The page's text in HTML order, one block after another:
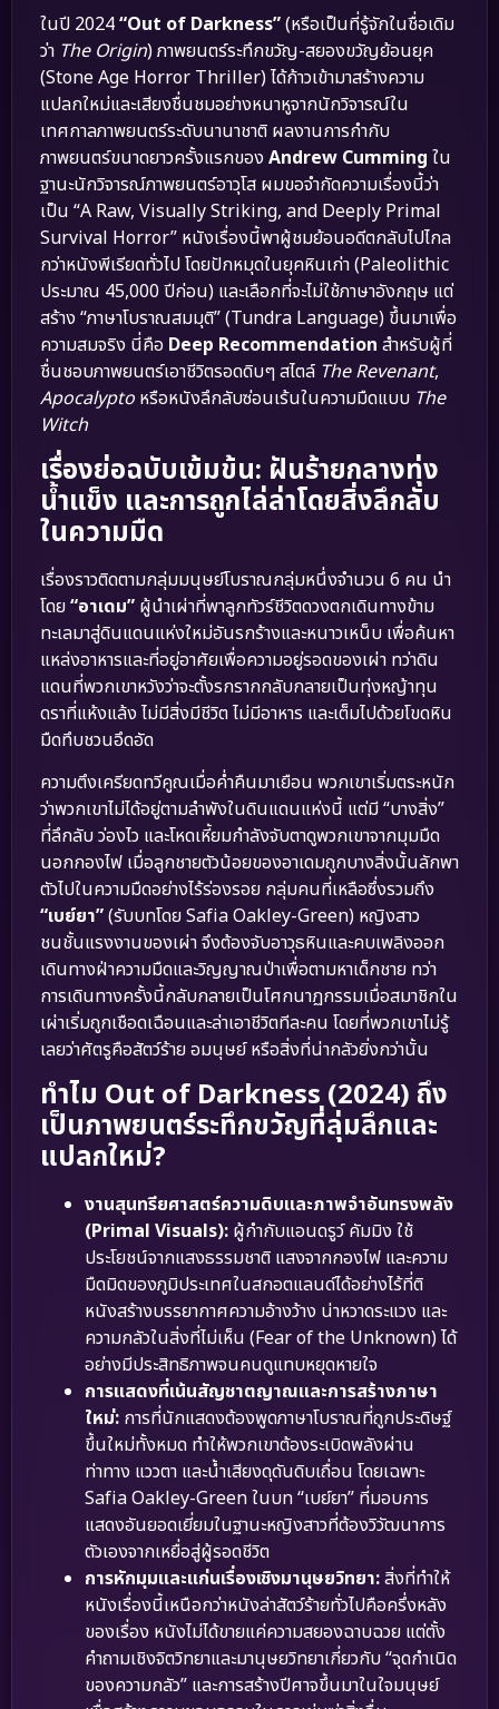
ในปี 2024“Out of Darkness”(หรือเป็นที่รู้จักในชื่อเดิม
ว่า The Origin) ภาพยนตร์ระทึกขวัญ-สยองขวัญย้อนยุค
(Stone Age Horror Thriller) ได้ก้าวเข้ามาสร้างความ
แปลกใหม่และเสียงชื่นชมอย่างหนาหูจากนักวิจารณ์ใน
เทศกาลภาพยนตร์ระดับนานาชาติ ผลงานการกำกับ
ภาพยนตร์ขนาดยาวครั้งแรกของ Andrew Cumming ใน
ฐานะนักวิจารณ์ภาพยนตร์อาวุโส ผมขอจำกัดความเรื่องนี้ว่า
เป็น “A Raw, Visually Striking, and Deeply Primal
Survival Horror” หนังเรื่องนี้พาผู้ชมย้อนอดีตกลับไปไกล
กว่าหนังพีเรียดทั่วไป โดยปักหมุดในยุคหินเก่า (Paleolithic
ประมาณ 45,000 ปีก่อน) และเลือกที่จะไม่ใช้ภาษาอังกฤษ แต่
สร้าง “ภาษาโบราณสมมุติ” (Tundra Language) ขึ้นมาเพื่อ
ความสมจริง นี่คือ Deep Recommendation สำหรับผู้ที่
ชื่นชอบภาพยนตร์เอาชีวิตรอดดิบๆ สไตล์ The Revenant,
Apocalypto หรือหนังลึกลับซ่อนเร้นในความมืดแบบ The
Witch
เรื่องย่อฉบับเข้มข้น: ฝันร้ายกลางทุ่ง
น้ำแข็ง และการถูกไล่ล่าโดยสิ่งลึกลับ
ในความมืด
เรื่องราวติดตามกลุ่มมนุษย์โบราณกลุ่มหนึ่งจำนวน 6 คน นำ
โดย“อาเดม” ผู้นำเผ่าที่พาลูกทัวร์ชีวิตดวงตกเดินทางข้าม
ทะเลมาสู่ดินแดนแห่งใหม่อันรกร้างและหนาวเหน็บ เพื่อค้นหา
แหล่งอาหารและที่อยู่อาศัยเพื่อความอยู่รอดของเผ่า ทว่าดิน
แดนที่พวกเขาหวังว่าจะตั้งรกรากกลับกลายเป็นทุ่งหญ้าทุน
ดราที่แห้งแล้ง ไม่มีสิ่งมีชีวิต ไม่มีอาหาร และเต็มไปด้วยโขดหิน
มืดทึบชวนอึดอัด
ความตึงเครียดทวีคูณเมื่อค่ำคืนมาเยือน พวกเขาเริ่มตระหนัก
ว่าพวกเขาไม่ได้อยู่ตามลำพังในดินแดนแห่งนี้ แต่มี “บางสิ่ง”
ที่ลึกลับ ว่องไว และโหดเหี้ยมกำลังจับตาดูพวกเขาจากมุมมืด
นอกกองไฟ เมื่อลูกชายตัวน้อยของอาเดมถูกบางสิ่งนั้นลักพา
ตัวไปในความมืดอย่างไร้ร่องรอย กลุ่มคนที่เหลือซึ่งรวมถึง
“เบย์ยา”(รับบทโดย Safia Oakley-Green) หญิงสาว
ชนชั้นแรงงานของเผ่า จึงต้องจับอาวุธหินและคบเพลิงออก
เดินทางฝ่าความมืดและวิญญาณป่าเพื่อตามหาเด็กชาย ทว่า
การเดินทางครั้งนี้กลับกลายเป็นโศกนาฏกรรมเมื่อสมาชิกใน
เผ่าเริ่มถูกเชือดเฉือนและล่าเอาชีวิตทีละคน โดยที่พวกเขาไม่รู้
เลยว่าศัตรูคือสัตว์ร้าย อมนุษย์ หรือสิ่งที่น่ากลัวยิ่งกว่านั้น
ทำไม Out of Darkness (2024) ถึง
เป็นภาพยนตร์ระทึกขวัญที่ลุ่มลึกและ
แปลกใหม่?
งานสุนทรียศาสตร์ความดิบและภาพจำอันทรงพลัง
(Primal Visuals): ผู้กำกับแอนดรูว์ คัมมิง ใช้
ประโยชน์จากแสงธรรมชาติ แสงจากกองไฟ และความ
มืดมิดของภูมิประเทศในสกอตแลนด์ได้อย่างไร้ที่ติ
หนังสร้างบรรยากาศความอ้างว้าง น่าหวาดระแวง และ
ความกลัวในสิ่งที่ไม่เห็น (Fear of the Unknown) ได้
อย่างมีประสิทธิภาพจนคนดูแทบหยุดหายใจ
การแสดงที่เน้นสัญชาตญาณและการสร้างภาษา
ใหม่: การที่นักแสดงต้องพูดภาษาโบราณที่ถูกประดิษฐ์
ขึ้นใหม่ทั้งหมด ทำให้พวกเขาต้องระเบิดพลังผ่าน
ท่าทาง แววตา และน้ำเสียงดุดันดิบเถื่อน โดยเฉพาะ
Safia Oakley-Green ในบท “เบย์ยา” ที่มอบการ
แสดงอันยอดเยี่ยมในฐานะหญิงสาวที่ต้องวิวัฒนาการ
ตัวเองจากเหยื่อสู่ผู้รอดชีวิต
การหักมุมและแก่นเรื่องเชิงมานุษยวิทยา:สิ่งที่ทำให้
หนังเรื่องนี้เหนือกว่าหนังล่าสัตว์ร้ายทั่วไปคือครึ่งหลัง
ของเรื่อง หนังไม่ได้ขายแค่ความสยองฉาบฉวย แต่ตั้ง
คำถามเชิงจิตวิทยาและมานุษยวิทยาเกี่ยวกับ “จุดกำเนิด
ของความกลัว” และการสร้างปีศาจขึ้นมาในใจมนุษย์